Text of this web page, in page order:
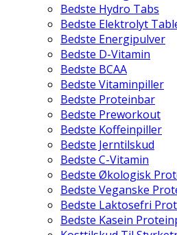
Bedste Hydro Tabs
Bedste Elektrolyt
Bedste Energipulver
Bedste D-Vitamin
Bedste BCAA
Bedste Vitaminpiller
Bedste Proteinbar
Bedste Preworkout
Bedste Koffeinpiller
Bedste Jerntilskud
Bedste C-Vitamin
Bedste Økologisk
Bedste Veganske
Bedste Laktosefri
Bedste Kasein